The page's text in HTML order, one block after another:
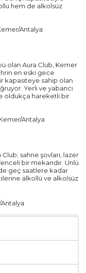
hem de alkolsüz
Antalya
olan Aura Club, Kemer
en eski gece
kapasiteye sahip olan
Yerli ve yabancı
oldukça hareketli bir
Antalya
sahne şovları, lazer
bir mekandır. Ünlü
geç saatlere kadar
alkollü ve alkolsüz
Antalya